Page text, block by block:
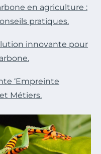
en agriculture :
pratiques.
innovante pour
‘Empreinte
Métiers.